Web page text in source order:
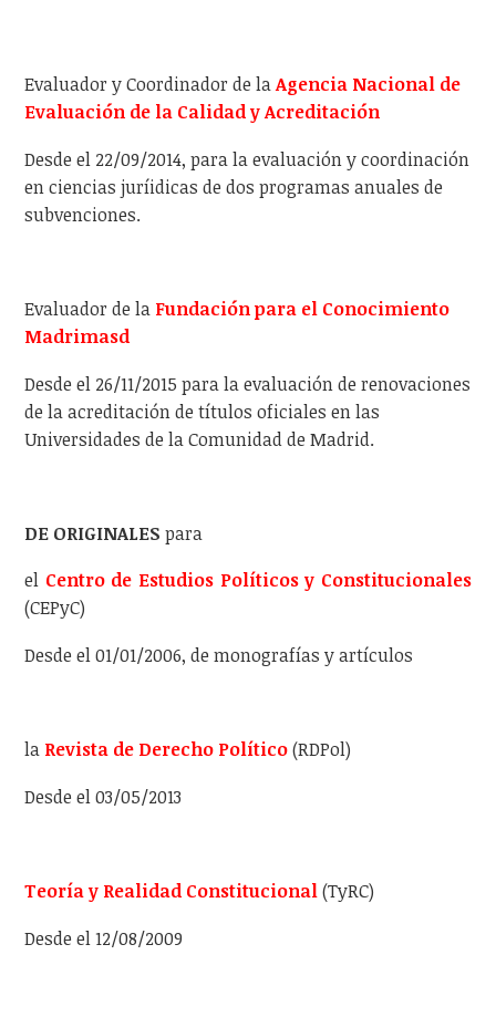
Evaluador y Coordinador de laAgencia Nacional de
Evaluación de la Calidad y Acreditación
Desde el 22/09/2014, para la evaluación y coordinación
en ciencias juríidicas de dos programas anuales de
subvenciones.
Evaluador de la Fundación para el Conocimiento
Madrimasd
Desde el 26/11/2015 para la evaluación de renovaciones
de la acreditación de títulos oficiales en las
Universidades de la Comunidad de Madrid.
DE ORIGINALES para
el Centro de Estudios Políticos y Constitucionales
(CEPyC)
Desde el 01/01/2006, de monografías y artículos
la Revista de Derecho Político(RDPol)
Desde el 03/05/2013
Teoría y Realidad Constitucional(TyRC)
Desde el 12/08/2009